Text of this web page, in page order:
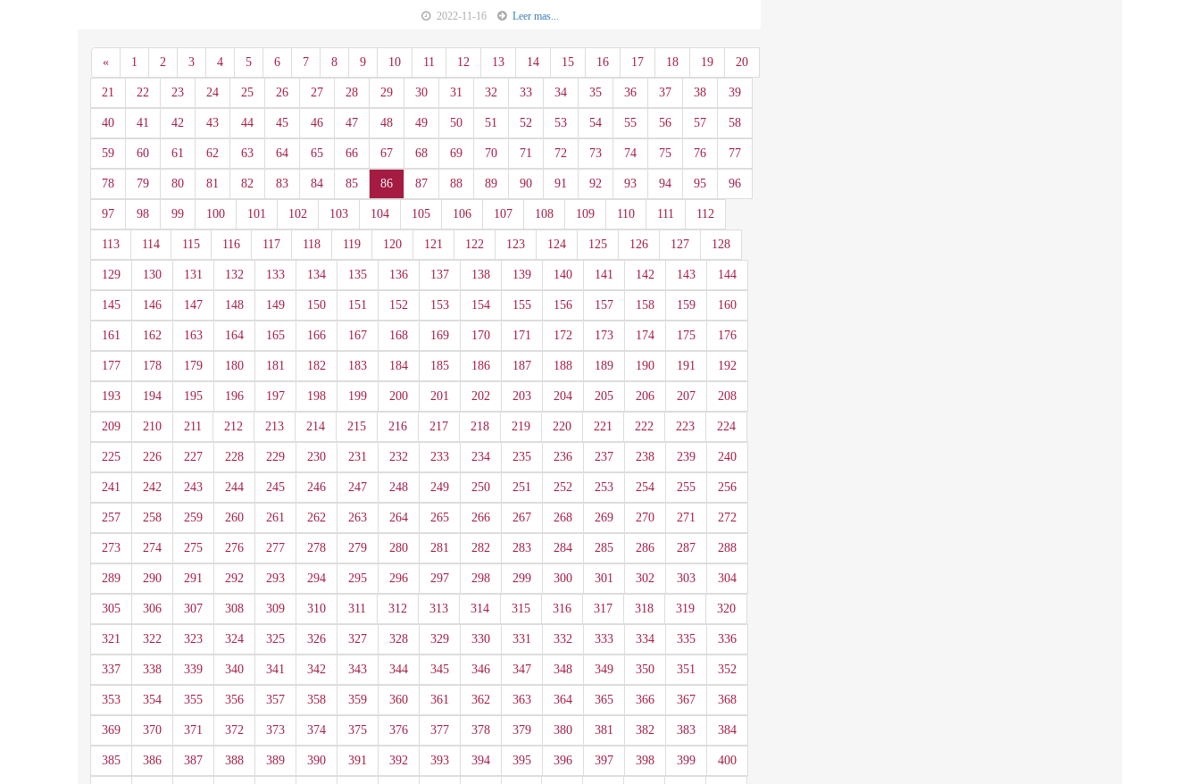
2022-11-16 Leer mas...
«Anterior
1 2 3 4 5 6 7 8 9 10 11 12 13 14 15 16 17 18 19 20
21 22 23 24 25 26 27 28 29 30 31 32 33 34 35 36 37 38 39
40 41 42 43 44 45 46 47 48 49 50 51 52 53 54 55 56 57 58
59 60 61 62 63 64 65 66 67 68 69 70 71 72 73 74 75 76 77
78 79 80 81 82 83 84 85 86 87 88 89 90 91 92 93 94 95 96
97 98 99 100 101 102 103 104 105 106 107 108 109 110 111 112
113 114 115 116 117 118 119 120 121 122 123 124 125 126 127 128
129 130 131 132 133 134 135 136 137 138 139 140 141 142 143 144
145 146 147 148 149 150 151 152 153 154 155 156 157 158 159 160
161 162 163 164 165 166 167 168 169 170 171 172 173 174 175 176
177 178 179 180 181 182 183 184 185 186 187 188 189 190 191 192
193 194 195 196 197 198 199 200 201 202 203 204 205 206 207 208
209 210 211 212 213 214 215 216 217 218 219 220 221 222 223 224
225 226 227 228 229 230 231 232 233 234 235 236 237 238 239 240
241 242 243 244 245 246 247 248 249 250 251 252 253 254 255 256
257 258 259 260 261 262 263 264 265 266 267 268 269 270 271 272
273 274 275 276 277 278 279 280 281 282 283 284 285 286 287 288
289 290 291 292 293 294 295 296 297 298 299 300 301 302 303 304
305 306 307 308 309 310 311 312 313 314 315 316 317 318 319 320
321 322 323 324 325 326 327 328 329 330 331 332 333 334 335 336
337 338 339 340 341 342 343 344 345 346 347 348 349 350 351 352
353 354 355 356 357 358 359 360 361 362 363 364 365 366 367 368
369 370 371 372 373 374 375 376 377 378 379 380 381 382 383 384
385 386 387 388 389 390 391 392 393 394 395 396 397 398 399 400